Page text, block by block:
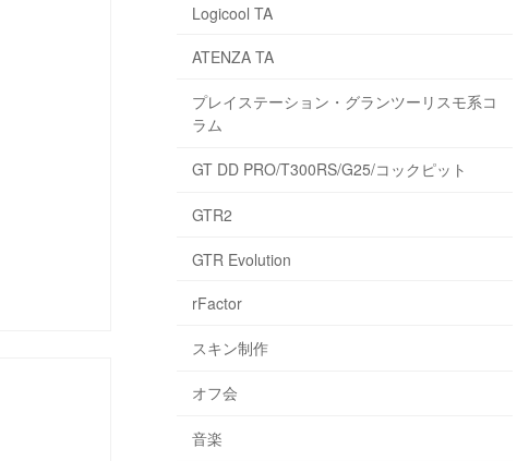
Logicool TA
ATENZA TA
プレイステーション・グランツーリスモ系コ
ラム
GT DD PRO/T300RS/G25/コックピット
GTR2
GTR Evolution
rFactor
スキン制作
オフ会
音楽